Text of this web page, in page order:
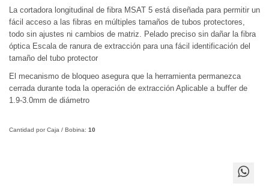
La cortadora longitudinal de fibra MSAT 5 está diseñada para permitir un
fácil acceso a las fibras en múltiples tamaños de tubos protectores,
todo sin ajustes ni cambios de matriz. Pelado preciso sin dañar la fibra
óptica Escala de ranura de extracción para una fácil identificación del
tamaño del tubo protector
El mecanismo de bloqueo asegura que la herramienta permanezca
cerrada durante toda la operación de extracción Aplicable a buffer de
1.9-3.0mm de diámetro
Cantidad por Caja / Bobina: 10